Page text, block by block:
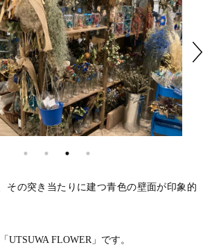
その突き当たりに建つ青色の壁面が印象的
UTSUWA FLOWER」です。